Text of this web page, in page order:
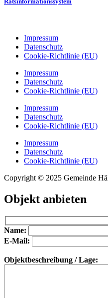
Impressum
Datenschutz
Cookie-Richtlinie (EU)
Impressum
Datenschutz
Cookie-Richtlinie (EU)
Impressum
Datenschutz
Cookie-Richtlinie (EU)
Impressum
Datenschutz
Cookie-Richtlinie (EU)
Copyright © 2025 Gemeinde
Objekt anbieten
Bitte lasse dieses Feld leer.
Bitte lasse dieses Feld leer.
Name:
E-Mail:
Objektbeschreibung / Lage: